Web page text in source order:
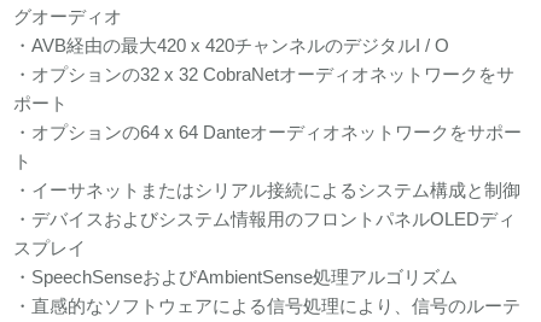
グオーディオ
・AVB経由の最大420 x 420チャンネルのデジタルI / O
・オプションの32 x 32 CobraNetオーディオネットワークをサ
ポート
・オプションの64 x 64 Danteオーディオネットワークをサポー
ト
・イーサネットまたはシリアル接続によるシステム構成と制御
・デバイスおよびシステム情報用のフロントパネルOLEDディ
スプレイ
・SpeechSenseおよびAmbientSense処理アルゴリズム
・直感的なソフトウェアによる信号処理により、信号のルーテ